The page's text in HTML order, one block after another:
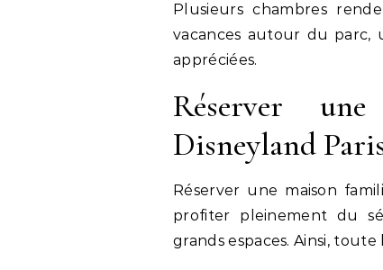
Plusieurs chambres
vacances autour du parc,
appréciées.
Réserver
Disneyland
Réserver une maison
profiter pleinement du
grands espaces. Ainsi, toute